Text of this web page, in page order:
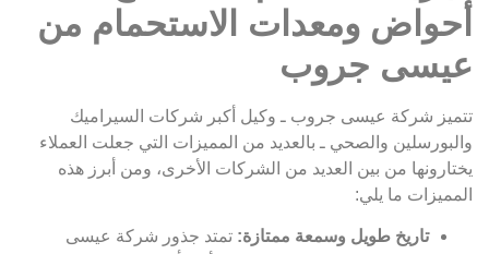
أحواض ومعدات الاستحمام من
عيسى جروب
تتميز شركة عيسى جروب ـ وكيل أكبر شركات السيراميك
والبورسلين والصحي ـ بالعديد من المميزات التي جعلت العملاء
يختارونها من بين العديد من الشركات الأخرى، ومن أبرز هذه
المميزات ما يلي:
تاريخ طويل وسمعة ممتازة: تمتد جذور شركة عيسى